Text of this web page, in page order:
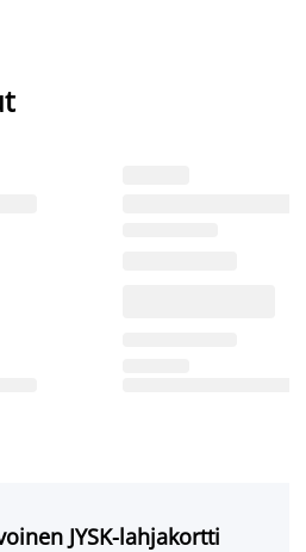
JYSK-lahjakortti